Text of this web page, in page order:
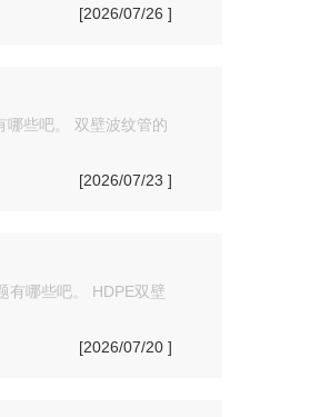
[2026/07/26 ]
哪些吧。 双壁波纹管的
[2026/07/23 ]
有哪些吧。 HDPE双壁
[2026/07/20 ]